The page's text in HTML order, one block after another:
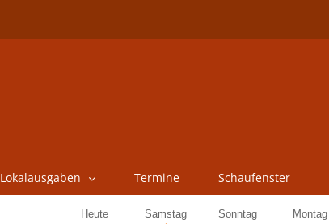
Lokalausgaben Termine Schaufenster